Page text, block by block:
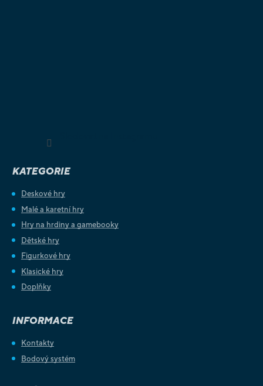
KATEGORIE
Deskové hry
Malé a karetní hry
Hry na hrdiny a gamebooky
Dětské hry
Figurkové hry
Klasické hry
Doplňky
INFORMACE
Kontakty
Bodový systém